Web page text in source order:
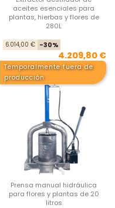
aceites esenciales para
plantas, hierbas y flores de
280L
6.014,00 € -30%
4.209,80 €
Temporalmente fuera de
producción
Prensa manual hidráulica
para flores y plantas de 20
litros